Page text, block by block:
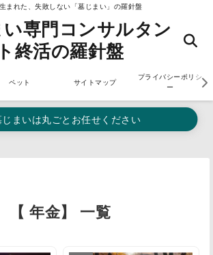
まれた、失敗しない「墓じまい」の羅針盤
専門コンサルタン
ト終活の羅針盤
ペット サイトマップ
プライバシーポリシ
ー
じまいは丸ごとお任せください
【 年金】 一覧